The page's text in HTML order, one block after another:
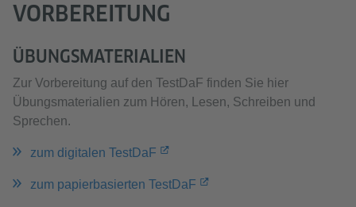
VORBEREITUNG
ÜBUNGSMATERIALIEN
Zur Vorbereitung auf den TestDaF finden Sie hier
Übungsmaterialien zum Hören, Lesen, Schreiben und
Sprechen.
zum digitalen TestDaF
zum papierbasierten TestDaF